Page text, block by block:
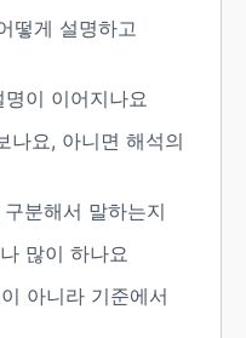
떻게 설명하고
이 이어지나요
나요, 아니면 해석의
분해서 말하는지
많이 하나요
아니라 기준에서